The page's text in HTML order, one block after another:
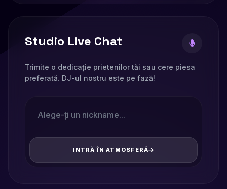
Studio Live Chat
Trimite o dedicație prietenilor tăi sau cere piesa
preferată. DJ-ul nostru este pe fază!
INTRĂ ÎN ATMOSFERĂ